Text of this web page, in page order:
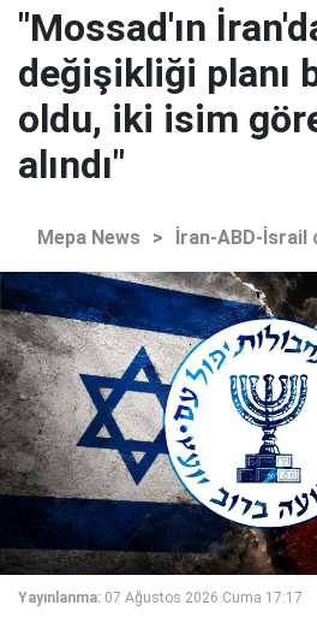
"Mossad'ın
değişikliği planı
oldu, iki isim
alındı"
Mepa News > İran-ABD-İsrail
Yayınlanma: 07 Ağustos 2026 Cuma 17:17